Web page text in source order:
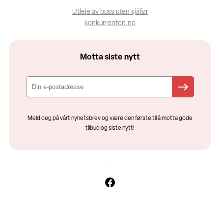
Utleie av buss uten sjåfør
konkurrenten.no
Motta siste nytt
Meld deg på vårt nyhetsbrev og være den første til å motta gode
tilbud og siste nytt!
Facebook